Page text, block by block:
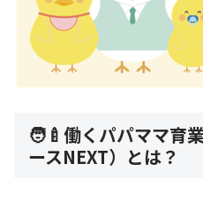
🧑‍🍼働くパパママ育
ースNEXT）とは？